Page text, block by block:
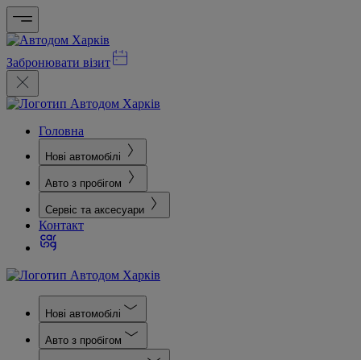
Забронювати візит
Головна
Нові автомобілі
Авто з пробігом
Сервіс та аксесуари
Контакт
Нові автомобілі
Авто з пробігом